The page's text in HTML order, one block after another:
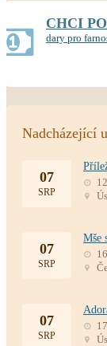
CHCI
dary pro
Nadcházející
07
SRP
07
SRP
Mše
07
SRP